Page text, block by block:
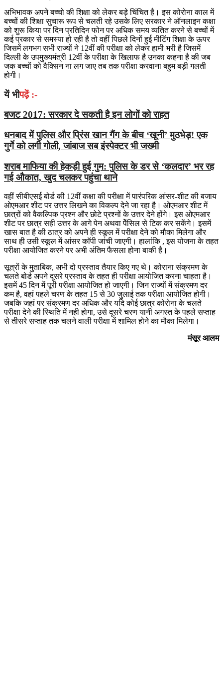
अभिभावक अपने बच्चो की शिक्षा को लेकर बड़े चिंचित है। इस कोरोना काल में
बच्चों की शिक्षा सुचारू रूप से चलती रहे उसके लिए सरकार ने ऑनलाइन कक्षा
को शुरू किया पर दिन प्रतिदिन फोन पर अधिक समय व्यतित करने से बच्चों में
कई प्रकार से समस्या हो रही है तो वहीं पिछले दिनों हुई मीटिंग शिक्षा के ऊपर
जिसमें लगभग सभी राज्यों ने 12वीं की परीक्षा को लेकर हामी भरी है जिसमें
दिल्ली के उपमुख्यमंत्री 12वीं के परीक्षा के खिलाफ है उनका कहना है की जब
जक बच्चों को वैक्सिन ना लग जाए तब तक परीक्षा करवाना बहुम बड़ी गलती
होगी।
यें भीपढ़ें :-
बजट 2017: सरकार दे सकती है इन लोगों को राहत
धनबाद में पुलिस और प्रिंस खान गैंग के बीच ‘खूनी’ मुठभेड़! एक
गुर्गे को लगी गोली, जांबाज सब इंस्पेक्टर भी जख्मी
शराब माफिया की हेकड़ी हुई गुम: पुलिस के डर से ‘कलदार’ भर रह
गई औकात, खुद चलकर पहुंचा थाने
वहीं सीबीएसई बोर्ड की 12वीं कक्षा की परीक्षा में पारंपरिक आंसर-शीट की बजाय
ओएमआर शीट पर उत्तर लिखने का विकल्प देने जा रहा है। ओएमआर शीट में
छात्रों को वैकल्पिक प्रश्न और छोटे प्रश्नों के उत्तर देने होंगे। इस ओएमआर
शीट पर छात्र सही उत्तर के आगे पेन अथवा पेेंसिल से टिक कर सकेंगे। इसमें
खास बात है की ठात्र को अपने ही स्कूल में परीक्षा देने को मौका मिलेगा और
साथ ही उसी स्कूल में आंसर काॅपी जांची जाएगी। हालांकि , इस योजना के तहत
परीक्षा आयोजित करने पर अभी अंतिम फैसला होना बाकी है।
सूत्रों के मुताबिक, अभी दो प्रस्ताव तैयार किए गए थे। कोराना संक्रमण के
चलते बोर्ड अपने दूसरे प्रस्ताव के तहत ही परीक्षा आयोजित करना चाहता है।
इसमें 45 दिन में पूरी परीक्षा आयोजित हो जाएगी। जिन राज्यों में संक्रमण दर
कम है, वहां पहले चरण के तहत 15 से 30 जुलाई तक परीक्षा आयोजित होगी।
जबकि जहां पर संक्रमण दर अधिक और यदि कोई छात्र कोरोना के चलते
परीक्षा देने की स्थिति में नही होगा, उसे दूसरे चरण यानी अगस्त के पहले सप्ताह
से तीसरे सप्ताह तक चलने वाली परीक्षा में शामिल होने का मौका मिलेगा।
मंसूर आलम